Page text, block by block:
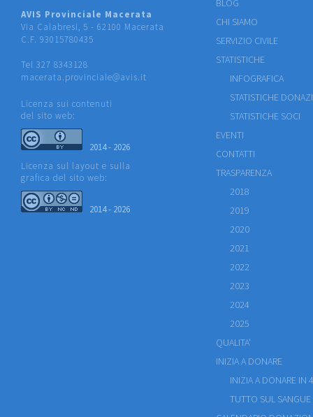
AVIS Provinciale Macerata
Via Calabresi, 5 - 62100 Macerata
C.F. 93015780435
Tel 327 8343128
macerata.provinciale@avis.it
Licenza sui contenuti
del sito web:
2014 - 2026
Licenza sul layout e sulla
grafica del sito web:
2014 - 2026
BLOG
CHI SIAMO
SERVIZIO CIVILE
STATISTICHE
INFOGRAFICA
STATISTICHE
STATISTICHE SOCI
EVENTI
CONTATTI
TRASPARENZA
2018
2019
2020
2021
2022
2023
2024
2025
QUALITA'
INIZIA A DONARE
INIZIA A DONARE IN
TUTTO SUL SANGUE